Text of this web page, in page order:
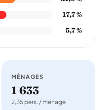
17,7 %
5,7 %
MÉNAGES
1 633
2,35 pers. / ménage